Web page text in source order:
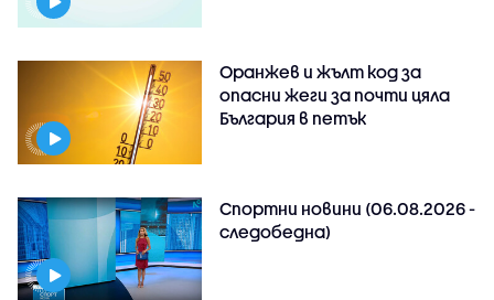
Оранжев и жълт код за
опасни жеги за почти цяла
България в петък
Спортни новини (06.08.2026 -
следобедна)